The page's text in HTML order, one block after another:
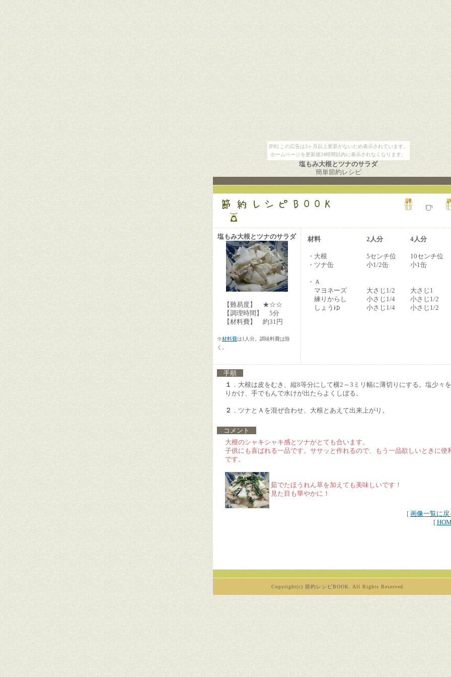
[PR] この広告は3ヶ月以上更新がないため表示されています。
ホームページを更新後24時間以内に表示されなくなります。
塩もみ大根とツナのサラダ
簡単節約レシピ
塩もみ大根とツナのサラダ
【難易度】 ★☆☆
【調理時間】 5分
【材料費】 約31円
※材料費は1人分。調味料費は除
く。
材料
・大根
・ツナ缶
・Ａ
マヨネーズ
練りからし
しょうゆ
2人分
5センチ位
小1/2缶
大さじ1/2
小さじ1/4
小さじ1/4
4人分
10センチ位
小1缶
大さじ1
小さじ1/2
小さじ1/2
手順
１ ．大根は皮をむき、縦8等分にして横2～3ミリ幅に薄切りにする。塩少々
りかけ、手でもんで水けが出たらよくしぼる。
２ ．ツナとＡを混ぜ合わせ、大根とあえて出来上がり。
コメント
大根のシャキシャキ感とツナがとても合います。
子供にも喜ばれる一品です。ササッと作れるので、もう一品欲しいときに便
です。
茹でたほうれん草を加えても美味しいです！
見た目も華やかに！
[ 画像一覧に戻
[
Copyright(c) 節約レシピBOOK. All Rights Reserved.